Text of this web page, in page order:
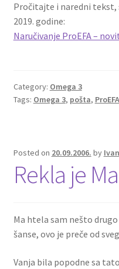
Pročitajte i naredni tekst,
2019. godine:
Naručivanje ProEFA –
Category: Omega 3
Tags: Omega 3, pošta, ProEFA
Posted on 20.09.2006. by
Rekla je
Ma htela sam nešto
šanse, ovo je preče od
Vanja bila popodne sa